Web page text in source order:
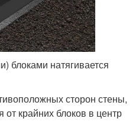
блоками натягивается
сторон стены,
крайних блоков в центр